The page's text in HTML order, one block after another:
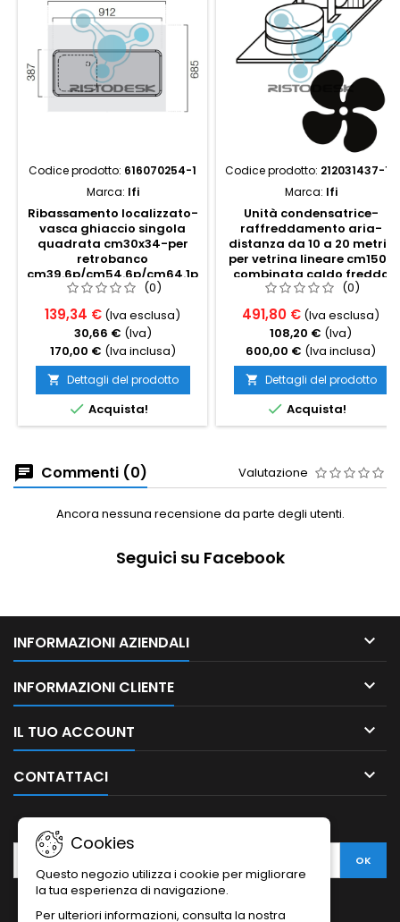
Codice prodotto: 616070254-1
Marca: Ifi
Ribassamento localizzato-
vasca ghiaccio singola
quadrata cm30x34-per
retrobanco
cm39.6p/cm54.6p/cm64.1p
(0)
139,34 € (Iva esclusa)
30,66 € (Iva)
170,00 € (Iva inclusa)
 Dettagli del prodotto
 Acquista!
Codice prodotto: 212031437-15
Marca: Ifi
Unità condensatrice-
raffreddamento aria-
distanza da 10 a 20 metri-
per vetrina lineare cm150-
combinata caldo freddo
statico (0)
491,80 € (Iva esclusa)
108,20 € (Iva)
600,00 € (Iva inclusa)
 Dettagli del prodotto
 Acquista!
Commenti (0) Valutazione
Ancora nessuna recensione da parte degli utenti.
Seguici su Facebook
INFORMAZIONI AZIENDALI 
INFORMAZIONI CLIENTE 
IL TUO ACCOUNT 
CONTATTACI 
Cookies
Questo negozio utilizza i cookie per migliorare
la tua esperienza di navigazione.
Per ulteriori informazioni, consulta la nostra
NEWSLETTER